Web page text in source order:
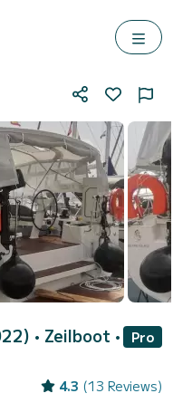
• Zeilboot •
Pro
4.3 (13 Reviews)